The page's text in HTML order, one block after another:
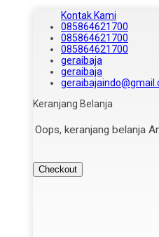
Kontak Kami
085864621700
085864621700
085864621700
geraibaja
geraibaja
Keranjang Belanja
Oops, keranjang belanja
Checkout